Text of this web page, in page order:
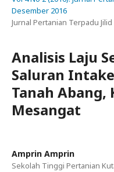
Desember 2016
Jurnal Pertanian Terpadu
Analisis Laju
Saluran
Tanah Abang,
Mesangat
Amprin Amprin
Sekolah Tinggi Pertanian